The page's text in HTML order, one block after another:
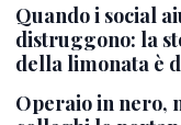
Quando i social
distruggono: la
della limonata è
Operaio in nero,